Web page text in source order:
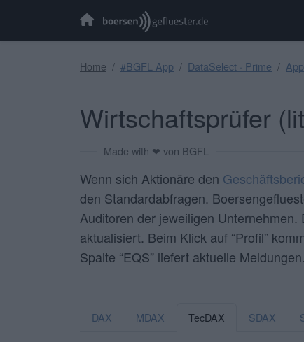
Home #BGFL App DataSelect · Prime
Wirtschaftsprüfer
Made with ❤ von BGFL
Wenn sich Aktionäre den
den Standardabfragen.
Auditoren der jeweiligen
aktualisiert. Beim Klick auf “Profil”
Spalte “EQS” liefert aktuelle
DAX MDAX TecDAX SDAX